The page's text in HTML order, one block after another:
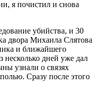
я почистил и снова
убийства, и 30
двора Михаила Слятова
и ближайшего
несколько дней уже дал
узнали о связях
Сразу после этого